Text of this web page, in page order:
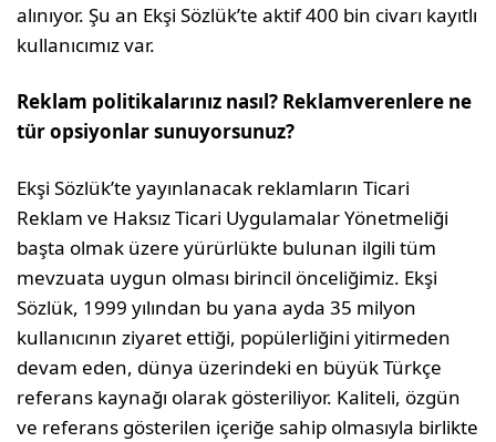
alınıyor. Şu an Ekşi Sözlük’te aktif 400 bin civarı kayıtlı
kullanıcımız var.
Reklam politikalarınız nasıl? Reklamverenlere ne
tür opsiyonlar sunuyorsunuz?
Ekşi Sözlük’te yayınlanacak reklamların Ticari
Reklam ve Haksız Ticari Uygulamalar Yönetmeliği
başta olmak üzere yürürlükte bulunan ilgili tüm
mevzuata uygun olması birincil önceliğimiz. Ekşi
Sözlük, 1999 yılından bu yana ayda 35 milyon
kullanıcının ziyaret ettiği, popülerliğini yitirmeden
devam eden, dünya üzerindeki en büyük Türkçe
referans kaynağı olarak gösteriliyor. Kaliteli, özgün
ve referans gösterilen içeriğe sahip olmasıyla birlikte